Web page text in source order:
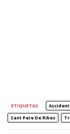
ETIQUETAS
Sant Pere De Ribes